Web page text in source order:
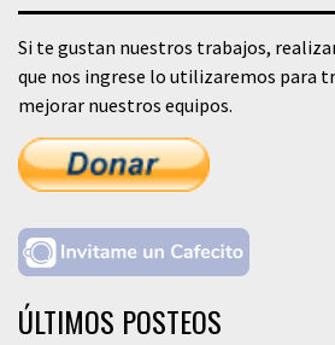
Si te gustan nuestros trabajos,
que nos ingrese lo utilizaremos para
mejorar nuestros equipos.
ÚLTIMOS POSTEOS